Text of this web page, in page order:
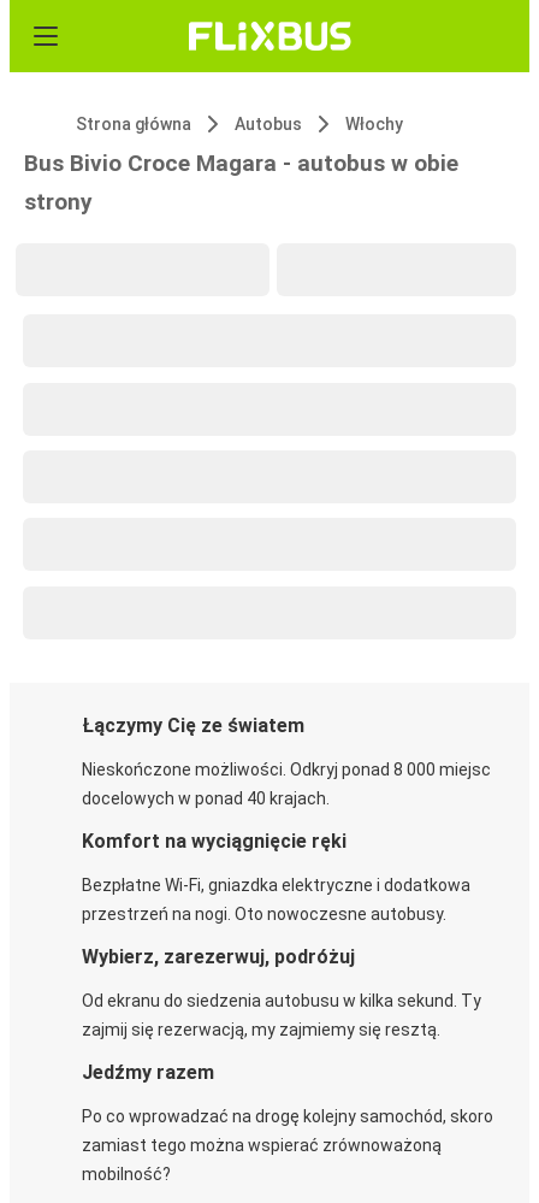
Strona główna Autobus Włochy
Bus Bivio Croce Magara - autobus w obie
strony
Łączymy Cię ze światem
Nieskończone możliwości. Odkryj ponad 8 000 miejsc
docelowych w ponad 40 krajach.
Komfort na wyciągnięcie ręki
Bezpłatne Wi-Fi, gniazdka elektryczne i dodatkowa
przestrzeń na nogi. Oto nowoczesne autobusy.
Wybierz, zarezerwuj, podróżuj
Od ekranu do siedzenia autobusu w kilka sekund. Ty
zajmij się rezerwacją, my zajmiemy się resztą.
Jedźmy razem
Po co wprowadzać na drogę kolejny samochód, skoro
zamiast tego można wspierać zrównoważoną
mobilność?